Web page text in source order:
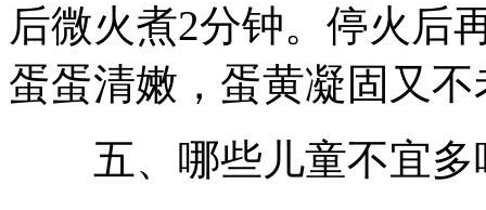
后微火煮2分钟。停火后
蛋蛋清嫩，蛋黄凝固又不
五、哪些儿童不宜多